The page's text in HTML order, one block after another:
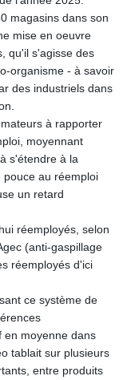
magasins dans son
mise en oeuvre
qu'il s'agisse des
organisme - à savoir
des industriels dans
à rapporter
moyennant
s'étendre à la
pouce au réemploi
un retard
réemployés, selon
(anti-gaspillage
réemployés d'ici
ce système de
en moyenne dans
tablait sur plusieurs
entre produits